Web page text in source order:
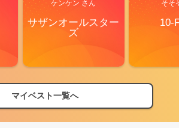
ケンケン さん
サザンオールスター
ズ
そそ
10-
マイベスト一覧へ
ェス情報はここから！
グ】2026年上半期編発表！